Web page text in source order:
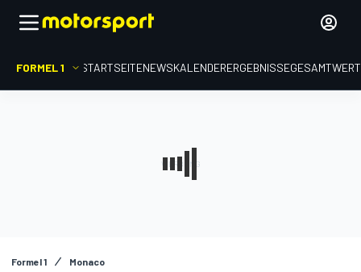
FORMEL 1 STARTSEITENEWSKALENDERERGEBNISSE
Formel 1 Monaco